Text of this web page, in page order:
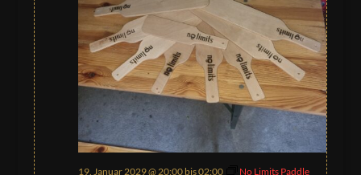
19. Januar 2029 @ 20:00bis02:00
No Limits Paddle